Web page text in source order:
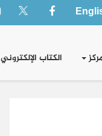
الكتاب الإلكتروني